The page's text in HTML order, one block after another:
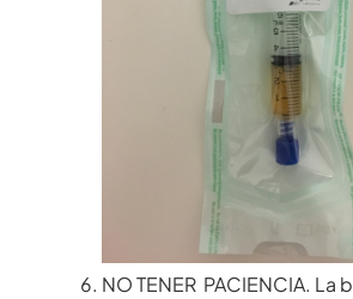
NO TENER PACIENCIA. La